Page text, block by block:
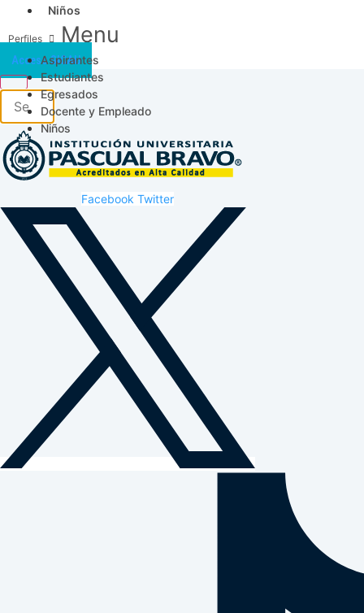
Niños
Menu
Aspirantes
Estudiantes
Egresados
Docente y Empleado
Niños
Acceso SICAU
Facebook Twitter